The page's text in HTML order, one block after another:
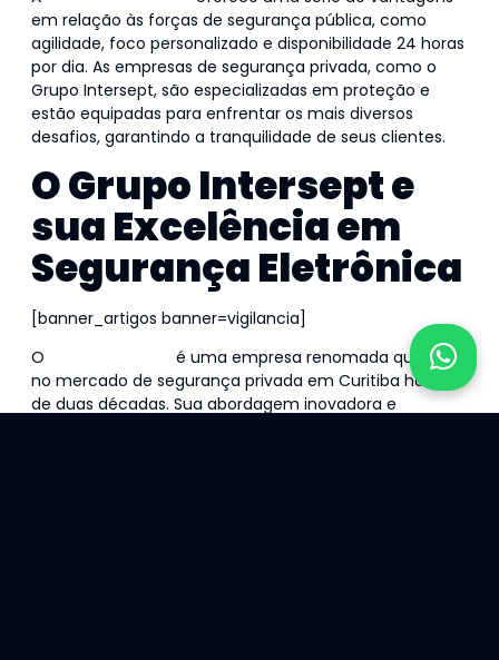
em relação às forças de segurança pública, como
agilidade, foco personalizado e disponibilidade 24 horas
por dia. As empresas de segurança privada, como o
Grupo Intersept, são especializadas em proteção e
estão equipadas para enfrentar os mais diversos
desafios, garantindo a tranquilidade de seus clientes.
O Grupo Intersept e
sua Excelência em
Segurança Eletrônica
[banner_artigos banner=vigilancia]
O
é uma empresa renomada que atua
no mercado de segurança privada em Curitiba há mais
de duas décadas. Sua abordagem inovadora e